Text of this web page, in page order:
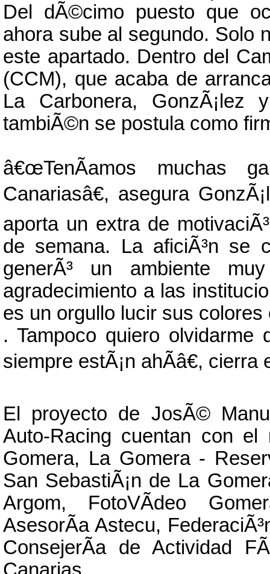
Del dÃ©cimo puesto que
ahora sube al segundo. Solo
este apartado. Dentro del
(CCM), que acaba de
La Carbonera,
tambiÃ©n se postula como
â€œTenÃ­amos muchas
Canariasâ€, asegura
aporta un extra de
de semana. La aficiÃ³n se
generÃ³ un ambiente
agradecimiento a las
es un orgullo lucir sus colores
. Tampoco quiero
siempre estÃ¡n ahÃ­â€, cierra
El proyecto de JosÃ©
Auto-Racing cuentan con
Gomera, La Gomera -
San SebastiÃ¡n de La
Argom, FotoVÃ­deo
AsesorÃ­a Astecu,
ConsejerÃ­a de Actividad